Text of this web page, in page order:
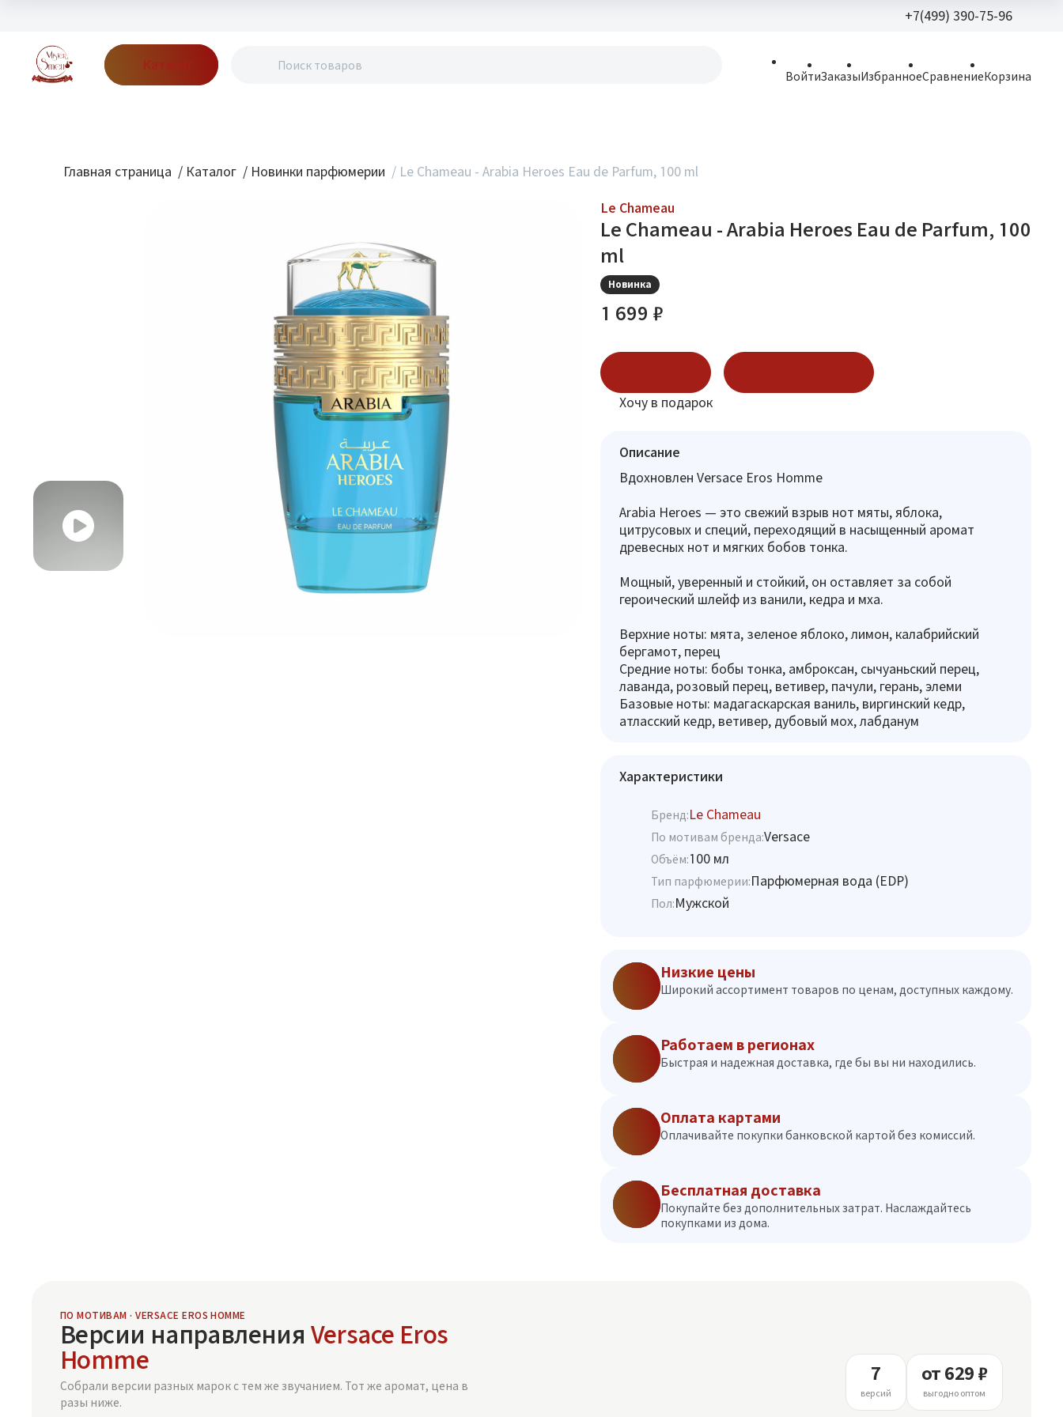
+7(499) 390-75-96
Каталог
ВойтиЗаказыИзбранноеСравнениеКорзина
Главная страница / Каталог / Новинки парфюмерии / Le Chameau - Arabia Heroes Eau de Parfum, 100 ml
Le Chameau
Le Chameau - Arabia Heroes Eau de Parfum, 100
ml
Новинка
1 699 ₽
Хочу в подарок
Описание
Вдохновлен Versace Eros Homme
Arabia Heroes — это свежий взрыв нот мяты, яблока,
цитрусовых и специй, переходящий в насыщенный аромат
древесных нот и мягких бобов тонка.
Мощный, уверенный и стойкий, он оставляет за собой
героический шлейф из ванили, кедра и мха.
Верхние ноты: мята, зеленое яблоко, лимон, калабрийский
бергамот, перец
Средние ноты: бобы тонка, амброксан, сычуаньский перец,
лаванда, розовый перец, ветивер, пачули, герань, элеми
Базовые ноты: мадагаскарская ваниль, виргинский кедр,
атласский кедр, ветивер, дубовый мох, лабданум
Характеристики
Бренд:Le Chameau
По мотивам бренда:Versace
Объём:100 мл
Тип парфюмерии:Парфюмерная вода (EDP)
Пол:Мужской
Низкие цены
Широкий ассортимент товаров по ценам, доступных каждому.
Работаем в регионах
Быстрая и надежная доставка, где бы вы ни находились.
Оплата картами
Оплачивайте покупки банковской картой без комиссий.
Бесплатная доставка
Покупайте без дополнительных затрат. Наслаждайтесь
покупками из дома.
ПО МОТИВАМ · VERSACE EROS HOMME
Версии направления Versace Eros
Homme
Собрали версии разных марок с тем же звучанием. Тот же аромат, цена в
разы ниже.
7
версий
от 629 ₽
выгодно оптом